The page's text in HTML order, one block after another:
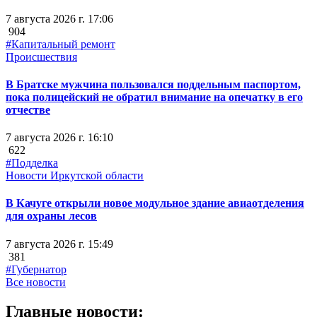
7 августа 2026 г. 17:06
904
#Капитальный ремонт
Происшествия
В Братске мужчина пользовался поддельным паспортом,
пока полицейский не обратил внимание на опечатку в его
отчестве
7 августа 2026 г. 16:10
622
#Подделка
Новости Иркутской области
В Качуге открыли новое модульное здание авиаотделения
для охраны лесов
7 августа 2026 г. 15:49
381
#Губернатор
Все новости
Главные новости: